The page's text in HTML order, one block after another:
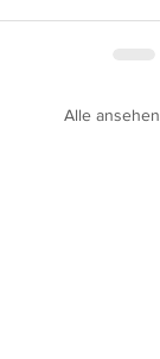
Alle ansehen